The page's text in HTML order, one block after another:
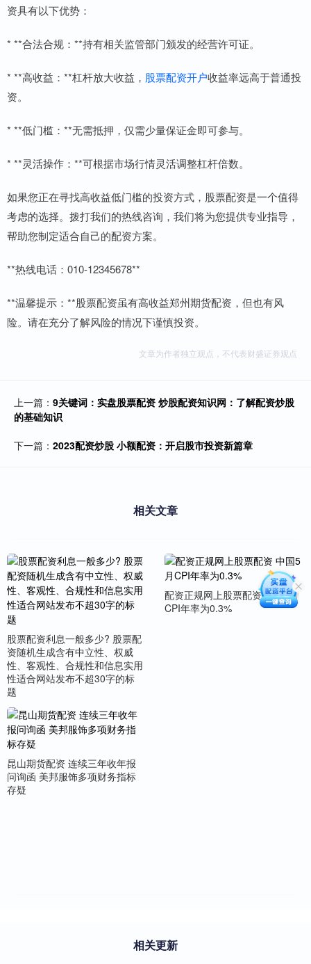
资具有以下优势：
* **合法合规：**持有相关监管部门颁发的经营许可证。
* **高收益：**杠杆放大收益， 股票配资开户收益率远高于普通投
资。
* **低门槛：**无需抵押，仅需少量保证金即可参与。
* **灵活操作：**可根据市场行情灵活调整杠杆倍数。
如果您正在寻找高收益低门槛的投资方式，股票配资是一个值得
考虑的选择。拨打我们的热线咨询，我们将为您提供专业指导，
帮助您制定适合自己的配资方案。
**热线电话：010-12345678**
**温馨提示：**股票配资虽有高收益郑州期货配资，但也有风
险。请在充分了解风险的情况下谨慎投资。
文章为作者独立观点，不代表财盛证券观点
上一篇： 9关键词：实盘股票配资 炒股配资知识网：了解配资炒股
的基础知识
下一篇： 2023配资炒股 小额配资：开启股市投资新篇章
相关文章
股票配资利息一般多少? 股票配
资随机生成含有中立性、权威
性、客观性、合规性和信息实用
性适合网站发布不超30字的标
题
配资正规网上股票配资 中国5月
CPI年率为0.3%
昆山期货配资 连续三年收年报
问询函 美邦服饰多项财务指标
存疑
相关更新